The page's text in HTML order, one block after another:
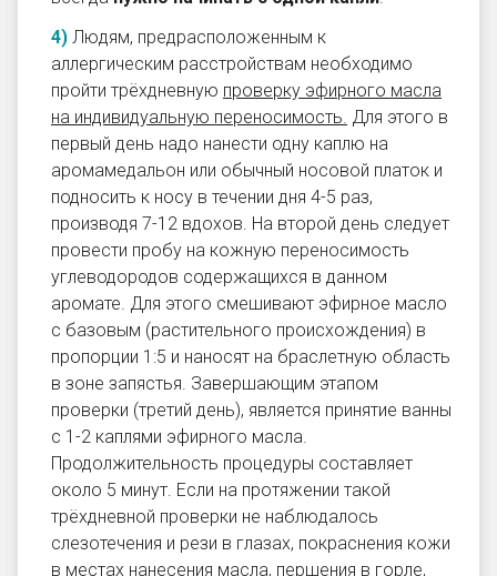
Людям, предрасположенным к
аллергическим расстройствам необходимо
пройти трёхдневную проверку эфирного масла
на индивидуальную переносимость Для этого в
первый день надо нанести одну каплю на
аромамедальон или обычный носовой платок и
подносить к носу в течении дня 4-5 раз,
производя 7-12 вдохов. На второй день следует
провести пробу на кожную переносимость
углеводородов содержащихся в данном
аромате. Для этого смешивают эфирное масло
с базовым (растительного происхождения) в
пропорции 1:5 и наносят на браслетную область
в зоне запястья. Завершающим этапом
проверки (третий день), является принятие ванны
с 1-2 каплями эфирного масла.
Продолжительность процедуры составляет
около 5 минут. Если на протяжении такой
трёхдневной проверки не наблюдалось
слезотечения и рези в глазах, покраснения кожи
в местах нанесения масла, першения в горле,